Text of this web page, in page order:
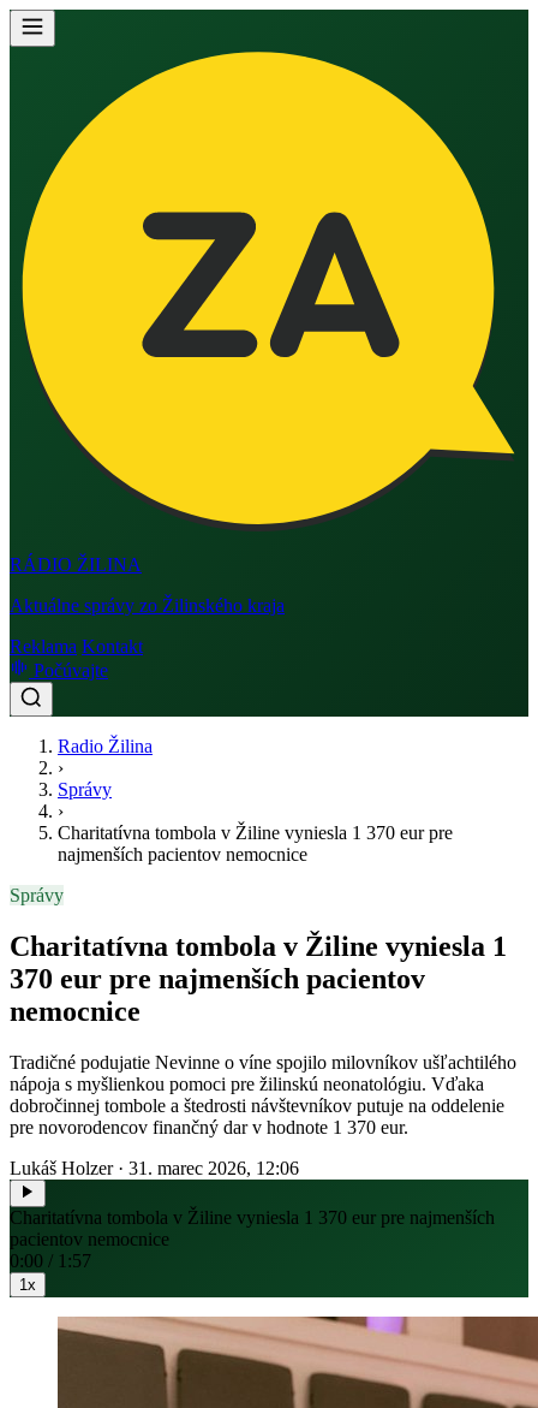
RÁDIO ŽILINA
Aktuálne správy zo Žilinského kraja
Reklama Kontakt
Počúvajte
Radio Žilina
›
Správy
›
Charitatívna tombola v Žiline vyniesla 1 370 eur pre
najmenších pacientov nemocnice
Správy
Charitatívna tombola v Žiline vyniesla 1
370 eur pre najmenších pacientov
nemocnice
Tradičné podujatie Nevinne o víne spojilo milovníkov ušľachtilého
nápoja s myšlienkou pomoci pre žilinskú neonatológiu. Vďaka
dobročinnej tombole a štedrosti návštevníkov putuje na oddelenie
pre novorodencov finančný dar v hodnote 1 370 eur.
Lukáš Holzer · 31. marec 2026, 12:06
Charitatívna tombola v Žiline vyniesla 1 370 eur pre najmenších
pacientov nemocnice
0:00 / 1:57
1x